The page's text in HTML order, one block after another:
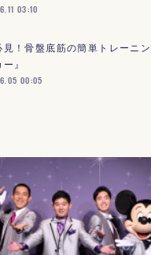
03:10
見！骨盤底筋の簡単トレーニ
』
00:05